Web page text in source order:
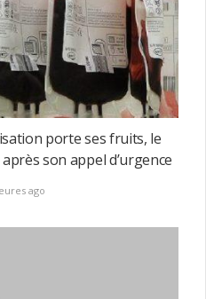
porte ses fruits, le
son appel d’urgence
ago